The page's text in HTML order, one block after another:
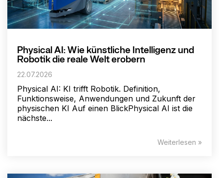
Physical AI: Wie künstliche Intelligenz und
Robotik die reale Welt erobern
22.07.2026
Physical AI: KI trifft Robotik. Definition,
Funktionsweise, Anwendungen und Zukunft der
physischen KI Auf einen BlickPhysical AI ist die
nächste...
Weiterlesen »